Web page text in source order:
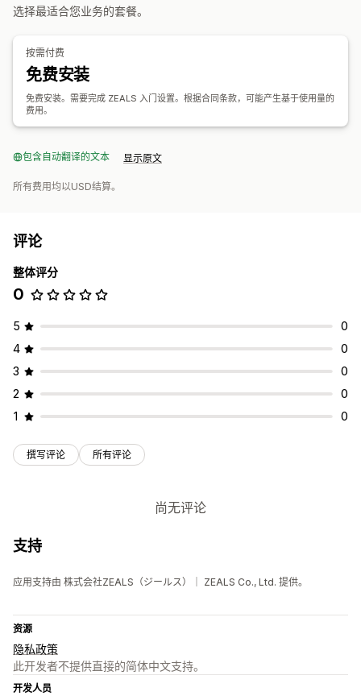
选择最适合您业务的套餐。
按需付费
免费安装
免费安装。需要完成 ZEALS 入门设置。根据合同条款，可能产生基于使用量的
费用。
包含自动翻译的文本 显示原文
所有费用均以USD结算。
评论
整体评分
0
5
0
4
0
3
0
2
0
1
0
撰写评论 所有评论
尚无评论
支持
应用支持由 株式会社ZEALS（ジールス）｜ ZEALS Co., Ltd. 提供。
资源
隐私政策
此开发者不提供直接的简体中文支持。
开发人员